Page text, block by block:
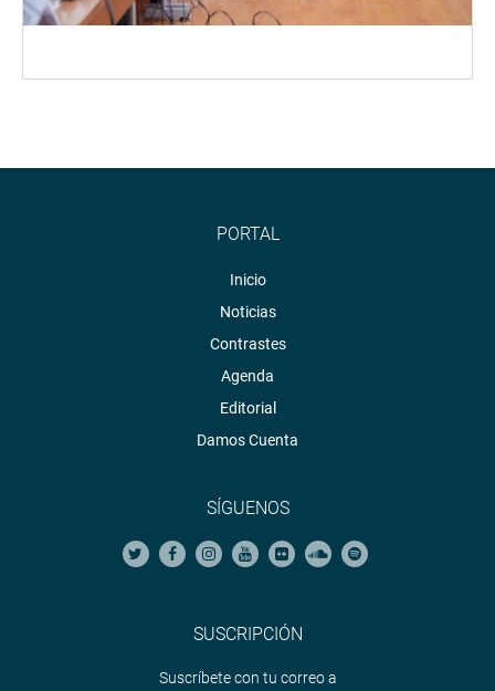
PORTAL
Inicio
Noticias
Contrastes
Agenda
Editorial
Damos Cuenta
SÍGUENOS
SUSCRIPCIÓN
Suscríbete con tu correo a